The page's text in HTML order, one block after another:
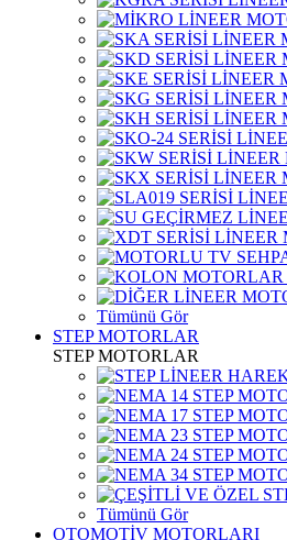
Tümünü Gör
STEP MOTORLAR
STEP MOTORLAR
Tümünü Gör
OTOMOTİV MOTORLARI